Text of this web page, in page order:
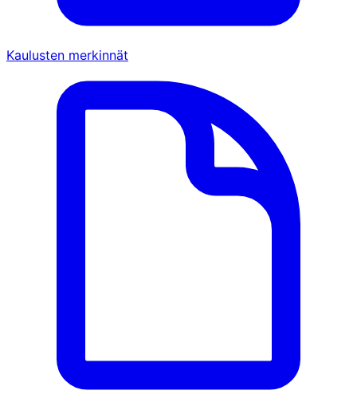
Kaulusten merkinnät